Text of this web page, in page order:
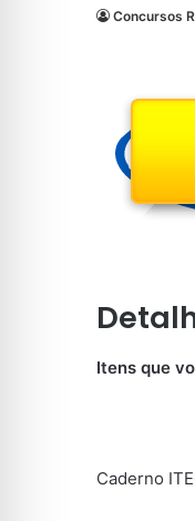
Concursos
Itens que
Caderno